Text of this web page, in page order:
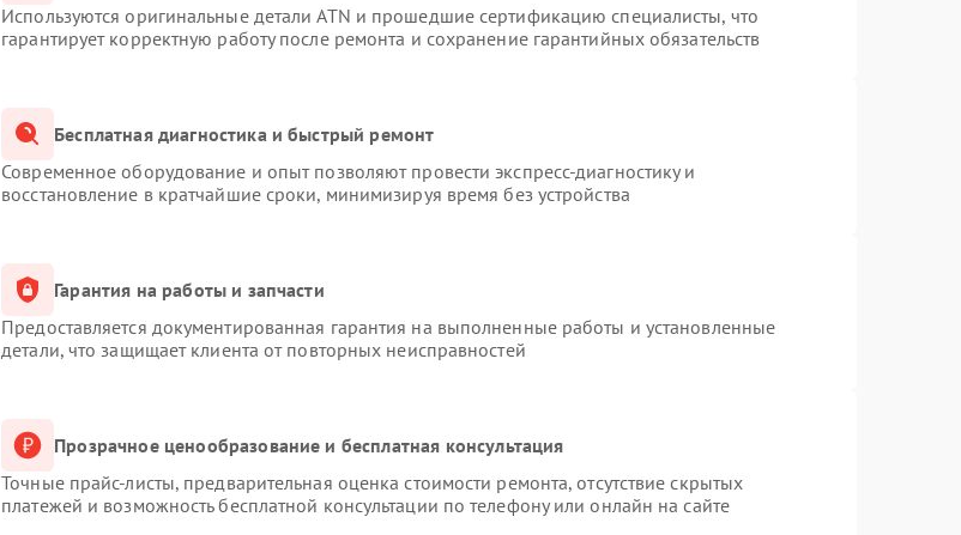
Используются оригинальные детали ATN и прошедшие сертификацию специалисты, что
гарантирует корректную работу после ремонта и сохранение гарантийных обязательств
Бесплатная диагностика и быстрый ремонт
Современное оборудование и опыт позволяют провести экспресс-диагностику и
восстановление в кратчайшие сроки, минимизируя время без устройства
Гарантия на работы и запчасти
Предоставляется документированная гарантия на выполненные работы и установленные
детали, что защищает клиента от повторных неисправностей
Прозрачное ценообразование и бесплатная консультация
Точные прайс-листы, предварительная оценка стоимости ремонта, отсутствие скрытых
платежей и возможность бесплатной консультации по телефону или онлайн на сайте